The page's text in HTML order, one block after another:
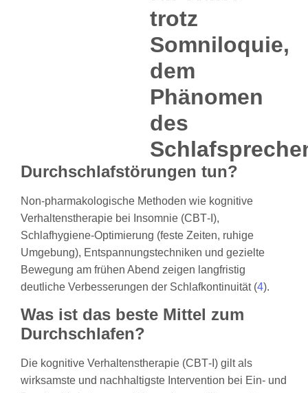
Durchschlafstörungen tun?
Non-pharmakologische Methoden wie kognitive
Verhaltenstherapie bei Insomnie (CBT‑I),
Schlafhygiene‑Optimierung (feste Zeiten, ruhige
Umgebung), Entspannungstechniken und gezielte
Bewegung am frühen Abend zeigen langfristig
deutliche Verbesserungen der Schlafkontinuität (4).
Was ist das beste Mittel zum
Durchschlafen?
Die kognitive Verhaltenstherapie (CBT‑I) gilt als
wirksamste und nachhaltigste Intervention bei Ein- und